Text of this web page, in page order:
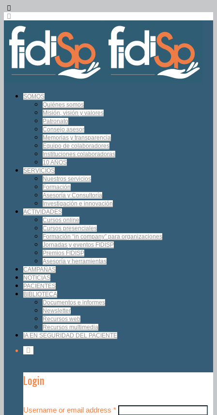
SOMOS
Quiénes somos
Misión, visión y valores
Patronato
Consejo asesor
Memorias y transparencia
Equipo de colaboradores
Instituciones colaboradoras
10 AÑOS
SERVICIOS
Nuestros servicios
Formación
Asesoría y Consultoría
Investigación e innovación
ACTIVIDADES
Cursos online
Cursos presenciales
Formación “in company” para organizaciones
Jornadas y eventos FIDISP
Premios FIDISP
Asesoría y herramientas
CAMPAÑAS
NOTICIAS
PACIENTES
BIBLIOTECA
Documentos e informes
Newsletter
Recursos web
Recursos multimedia
IA EN SEGURIDAD DEL PACIENTE
Login
Username or email address *